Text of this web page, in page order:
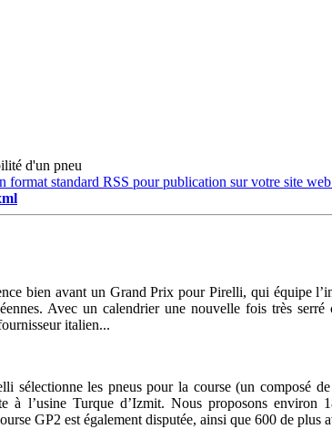
d'un pneu
format standard RSS pour publication sur votre site
bien avant un Grand Prix pour Pirelli, qui équipe
Avec un calendrier une nouvelle fois très
italien...
sélectionne les pneus pour la course (un composé
à l’usine Turque d’Izmit. Nous proposons environ
GP2 est également disputée, ainsi que 600 de plus